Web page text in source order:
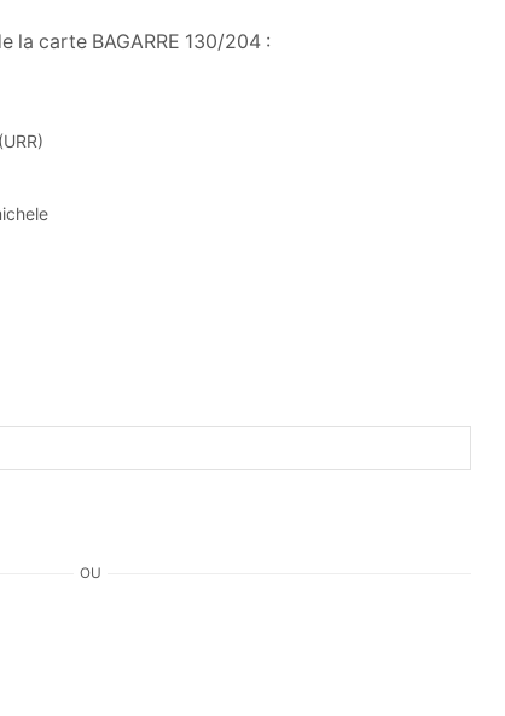
la carte BAGARRE 130/204 :
OU